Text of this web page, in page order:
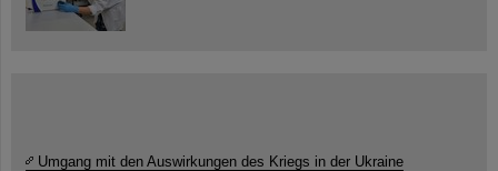
Umgang mit den Auswirkungen des Kriegs in der Ukraine